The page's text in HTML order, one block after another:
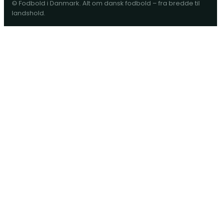
© Fodbold i Danmark. Alt om dansk fodbold – fra bredde til
landshold.